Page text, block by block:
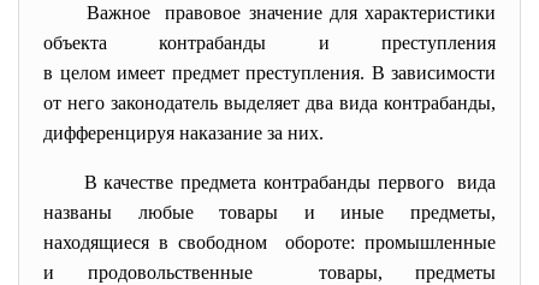
Важное правовое значение для характеристики
объекта контрабанды и преступления
в целом имеет предмет преступления. В зависимости
от него законодатель выделяет два вида контрабанды,
дифференцируя наказание за них.
В качестве предмета контрабанды первого вида
названы любые товары и иные предметы,
находящиеся в свободном обороте: промышленные
и продовольственные товары, предметы